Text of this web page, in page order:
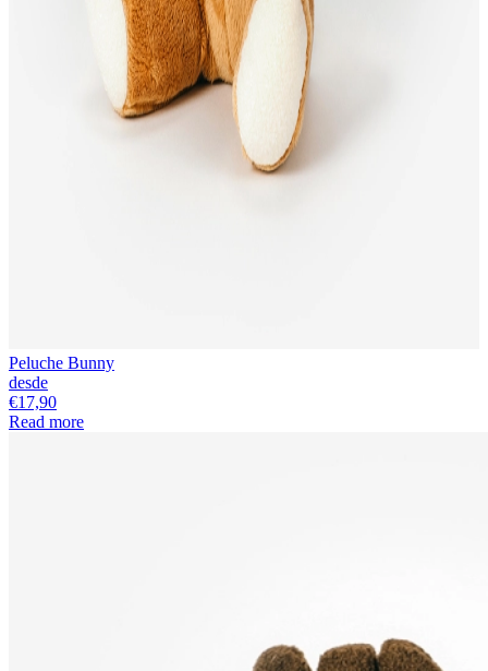
Peluche Bunny
desde
€17,90
Read more